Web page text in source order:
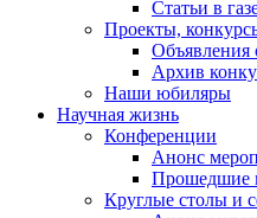
Статьи в
Проекты,
Объявления
Архив
Наши юбиляры
Научная жизнь
Конференции
Анонс
Прошедшие
Круглые столы и